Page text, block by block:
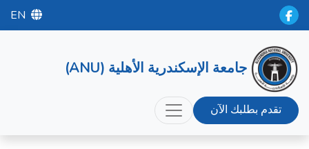
EN
جامعة الإسكندرية الأهلية (ANU)
تقدم بطلبك الآن